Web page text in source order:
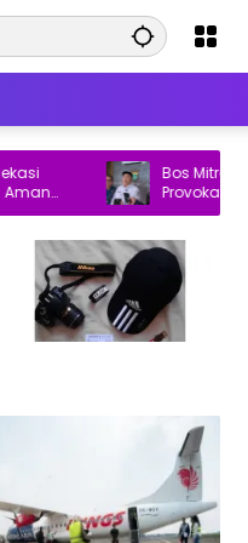
Bos Mitra Patriot
Provokasi
Polisi